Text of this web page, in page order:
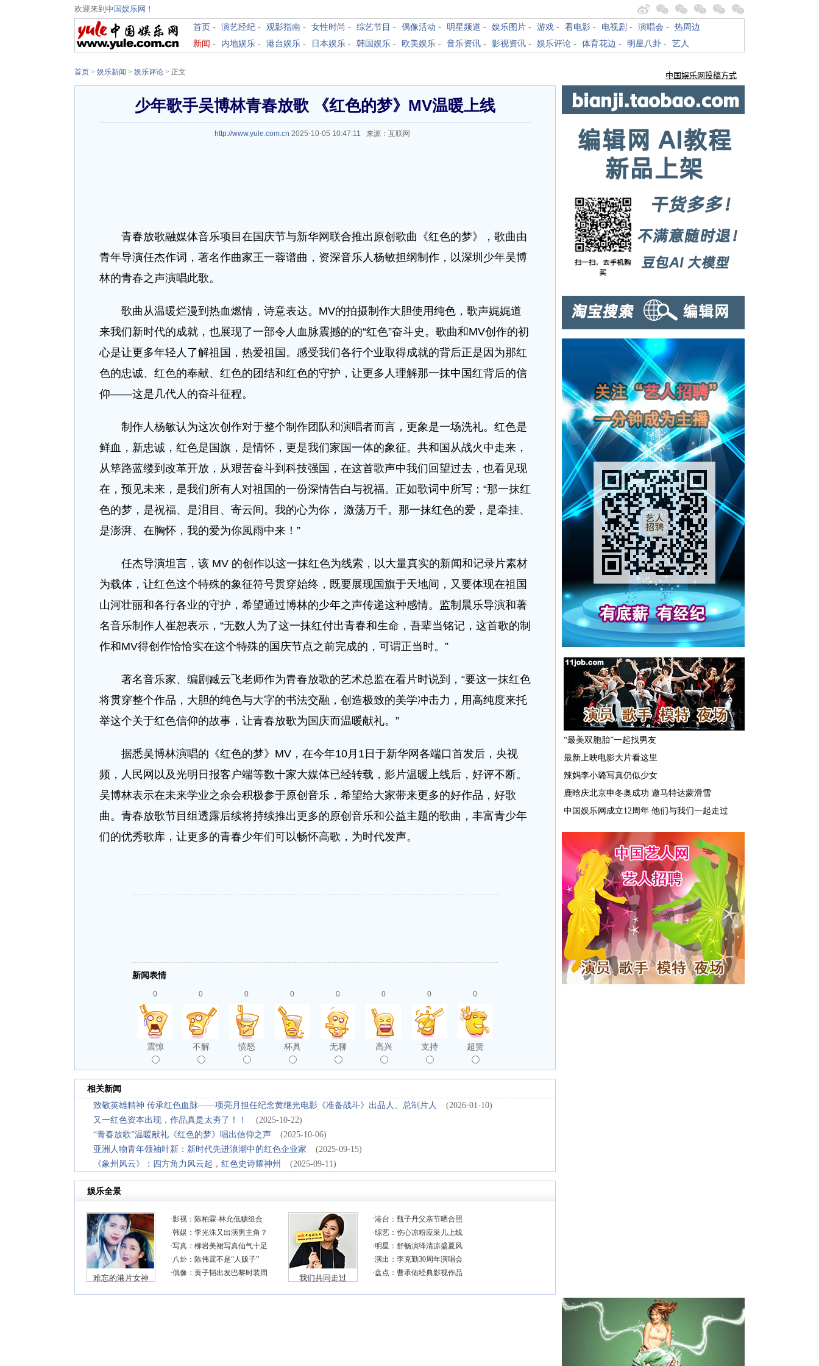
欢迎来到 中国娱乐网 ！
首页 - 演艺经纪 - 观影指南 - 女性时尚 - 综艺节目 - 偶像活动 - 明星频道 - 娱乐图片 - 游戏 - 看电影 - 电视剧 - 演唱会 - 热周边
新闻 - 内地娱乐 - 港台娱乐 - 日本娱乐 - 韩国娱乐 - 欧美娱乐 - 音乐资讯 - 影视资讯 - 娱乐评论 - 体育花边 - 明星八卦 - 艺人
首页 > 娱乐新闻 > 娱乐评论 > 正文
少年歌手吴博林青春放歌 《红色的梦》MV温暖上线
http://www.yule.com.cn 2025-10-05 10:47:11 来源：互联网
青春放歌融媒体音乐项目在国庆节与新华网联合推出原创歌曲《红色的梦》，歌曲由
青年导演任杰作词，著名作曲家王一蓉谱曲，资深音乐人杨敏担纲制作，以深圳少年吴博
林的青春之声演唱此歌。
歌曲从温暖烂漫到热血燃情，诗意表达。MV的拍摄制作大胆使用纯色，歌声娓娓道
来我们新时代的成就，也展现了一部令人血脉震撼的的“红色”奋斗史。歌曲和MV创作的初
心是让更多年轻⼈了解祖国，热爱祖国。感受我们各行个业取得成就的背后正是因为那红
色的忠诚、红色的奉献、红色的团结和红色的守护，让更多人理解那一抹中国红背后的信
仰——这是几代人的奋斗征程。
制作人杨敏认为这次创作对于整个制作团队和演唱者而言，更象是一场洗礼。红色是
鲜血，新忠诚，红色是国旗，是情怀，更是我们家国⼀体的象征。共和国从战火中走来，
从筚路蓝缕到改⾰开放，从艰苦奋斗到科技强国，在这首歌声中我们回望过去，也看见现
在，预见未来，是我们所有人对祖国的一份深情告白与祝福。正如歌词中所写：“那⼀抹红
⾊的梦，是祝福、是泪⽬、寄云间。我的心为你， 激荡万千。那⼀抹红色的爱，是牵挂、
是澎湃、在胸怀，我的爱为你風雨中来！”
任杰导演坦言，该 MV 的创作以这⼀抹红⾊为线索，以大量真实的新闻和记录片素材
为载体，让红色这个特殊的象征符号贯穿始终，既要展现国旗于天地间，又要体现在祖国
山河壮丽和各行各业的守护，希望通过博林的少年之声传递这种感情。监制晨乐导演和著
名音乐制作人崔恕表示，“无数人为了这⼀抹红付出青春和生命，吾辈当铭记，这首歌的制
作和MV得创作恰恰实在这个特殊的国庆节点之前完成的，可谓正当时。”
著名音乐家、编剧臧云飞老师作为青春放歌的艺术总监在看片时说到，“要这⼀抹红色
将贯穿整个作品，大胆的纯色与大字的书法交融，创造极致的美学冲击力，用高纯度来托
举这个关于红色信仰的故事，让⻘春放歌为国庆而温暖献礼。”
据悉吴博林演唱的《红色的梦》MV，在今年10月1日于新华网各端口首发后，央视
频，人民网以及光明日报客户端等数十家大媒体已经转载，影片温暖上线后，好评不断。
吴博林表示在未来学业之余会积极参于原创音乐，希望给大家带来更多的好作品，好歌
曲。青春放歌节目组透露后续将持续推出更多的原创音乐和公益主题的歌曲，丰富青少年
们的优秀歌库，让更多的青春少年们可以畅怀高歌，为时代发声。
新闻表情
0
震惊
0
不解
0
愤怒
0
杯具
0
无聊
0
高兴
0
支持
0
超赞
相关新闻
致敬英雄精神 传承红色血脉——项亮月担任纪念黄继光电影《准备战斗》出品人、总制片人
(2026-01-10)
又一红色资本出现，作品真是太夯了！！
(2025-10-22)
“青春放歌”温暖献礼《红色的梦》唱出信仰之声
(2025-10-06)
亚洲人物青年领袖叶新：新时代先进浪潮中的红色企业家
(2025-09-15)
《象州风云》：四方角力风云起，红色史诗耀神州
(2025-09-11)